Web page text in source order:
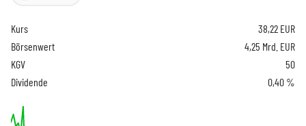
Kurs 38,22 EUR
Börsenwert
4,25 Mrd. EUR
KGV
50
Dividende
0,40 %